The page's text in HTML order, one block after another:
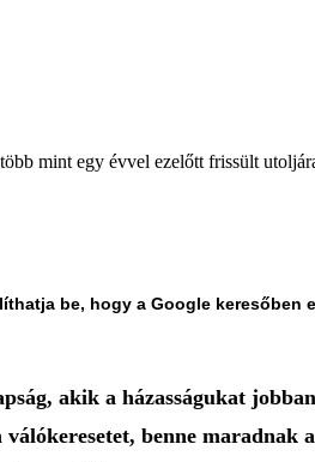
mint egy évvel ezelőtt frissült
be, hogy a Google keresőben
akik a házasságukat
válókeresetet, benne maradnak